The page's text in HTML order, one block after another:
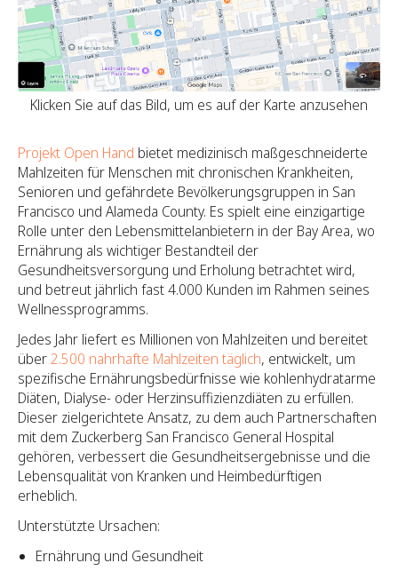
Klicken Sie auf das Bild, um es auf der Karte anzusehen
Projekt Open Hand bietet medizinisch maßgeschneiderte
Mahlzeiten für Menschen mit chronischen Krankheiten,
Senioren und gefährdete Bevölkerungsgruppen in San
Francisco und Alameda County. Es spielt eine einzigartige
Rolle unter den Lebensmittelanbietern in der Bay Area, wo
Ernährung als wichtiger Bestandteil der
Gesundheitsversorgung und Erholung betrachtet wird,
und betreut jährlich fast 4.000 Kunden im Rahmen seines
Wellnessprogramms.
Jedes Jahr liefert es Millionen von Mahlzeiten und bereitet
über2.500 nahrhafte Mahlzeiten täglich, entwickelt, um
spezifische Ernährungsbedürfnisse wie kohlenhydratarme
Diäten, Dialyse- oder Herzinsuffizienzdiäten zu erfüllen.
Dieser zielgerichtete Ansatz, zu dem auch Partnerschaften
mit dem Zuckerberg San Francisco General Hospital
gehören, verbessert die Gesundheitsergebnisse und die
Lebensqualität von Kranken und Heimbedürftigen
erheblich.
Unterstützte Ursachen:
Ernährung und Gesundheit